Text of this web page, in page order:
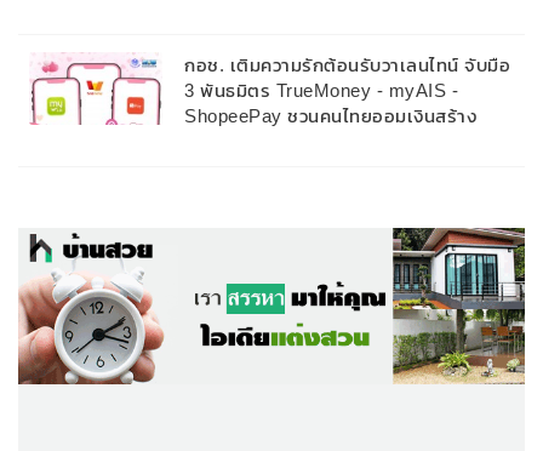
กอช. เติมความรักต้อนรับวาเลนไทน์ จับมือ
3 พันธมิตร TrueMoney - myAIS -
ShopeePay ชวนคนไทยออมเงินสร้าง